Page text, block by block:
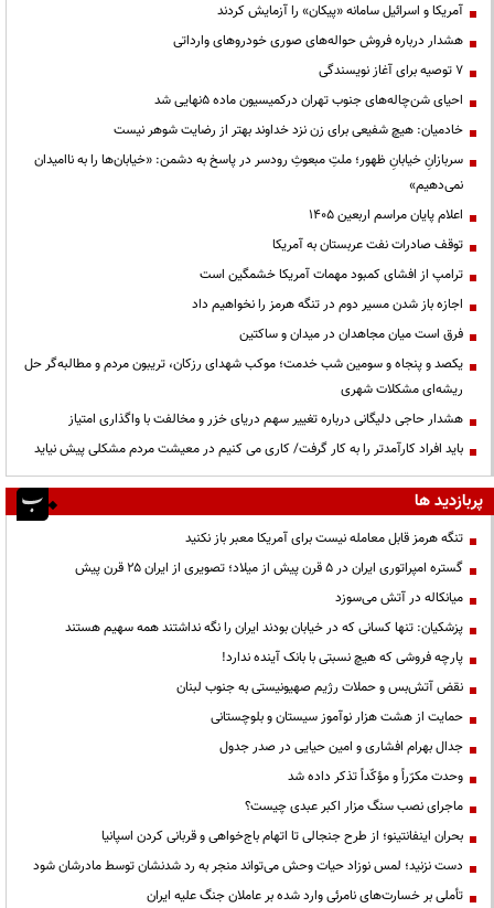
آمریکا و اسرائیل سامانه «پیکان» را آزمایش کردند
هشدار درباره فروش حواله‌های صوری خودروهای وارداتی
۷ توصیه برای آغاز نویسندگی
احیای شن‌چاله‌های جنوب تهران درکمیسیون ماده ۵نهایی شد
خادمیان: هیچ شفیعی برای زن نزد خداوند بهتر از رضایت شوهر نیست
سربازانِ خیابانِ ظهور؛ ملتِ مبعوثِ رودسر در پاسخ به دشمن: «خیابان‌ها را به ناامیدان
نمی‌دهیم»
اعلام پایان مراسم اربعین ۱۴۰۵
توقف صادرات نفت عربستان به آمریکا
ترامپ از افشای کمبود مهمات آمریکا خشمگین است
اجازه باز شدن مسیر دوم در تنگه هرمز را نخواهیم داد
فرق است میان مجاهدان در میدان و ساکتین
یکصد و پنجاه و سومین شب خدمت؛ موکب شهدای رزکان، تریبون مردم و مطالبه‌گر حل
ریشه‌ای مشکلات شهری
هشدار حاجی دلیگانی درباره تغییر سهم دریای خزر و مخالفت با واگذاری امتیاز
باید افراد کارآمدتر را به کار گرفت/ کاری می کنیم در معیشت مردم مشکلی پیش نیاید
پربازدید ها
تنگه هرمز قابل معامله نیست برای آمریکا معبر باز نکنید
گستره امپراتوری ایران در ۵ قرن پیش از میلاد؛ تصویری از ایران ۲۵ قرن پیش
میانکاله در آتش می‌سوزد
پزشکیان: تنها کسانی که در خیابان بودند ایران را نگه نداشتند همه سهیم هستند
پارچه فروشی که هیچ نسبتی با بانک آینده ندارد!
نقض آتش‌بس و حملات رژیم صهیونیستی به جنوب لبنان
حمایت از هشت هزار نوآموز سیستان و بلوچستانی
جدال بهرام افشاری و امین حیایی در صدر جدول
وحدت مکرّراً و مؤکّداً تذکر داده شد
ماجرای نصب سنگ مزار اکبر عبدی چیست؟
بحران اینفانتینو؛ از طرح جنجالی تا اتهام باج‌خواهی و قربانی کردن اسپانیا
دست نزنید؛ لمس نوزاد حیات وحش می‌تواند منجر به رد شدنشان توسط مادرشان شود
تأملی بر خسارت‌های نامرئی وارد شده بر عاملان جنگ علیه ایران